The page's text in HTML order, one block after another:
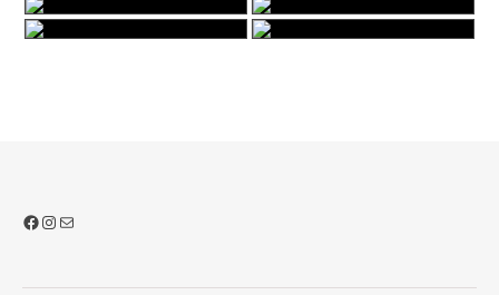
Facebook
Instagram
Sähköposti